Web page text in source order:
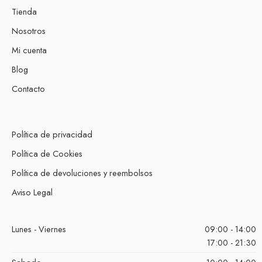
Tienda
Nosotros
Mi cuenta
Blog
Contacto
Política de privacidad
Política de Cookies
Política de devoluciones y reembolsos
Aviso Legal
Lunes - Viernes
09:00 - 14:00
17:00 - 21:30